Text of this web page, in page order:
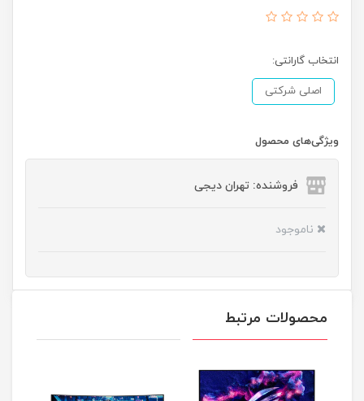
انتخاب گارانتی:
اصلی شرکتی
ویژگی‌های محصول
فروشنده: تهران دیجی
ناموجود
محصولات مرتبط